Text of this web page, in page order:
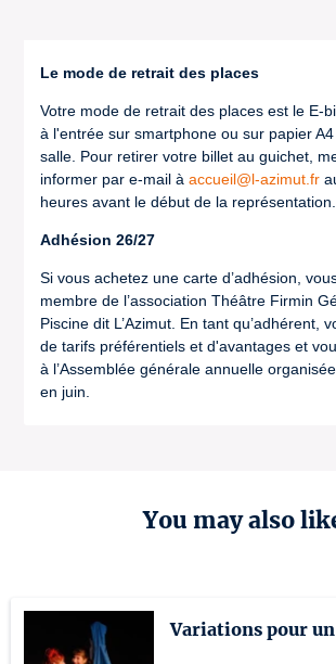
You may also
Variations pour
Le mode de retrait des places
Votre mode de retrait des places est le E-
à l'entrée sur smartphone ou sur papier
salle. Pour retirer votre billet au guichet,
informer par e-mail à accueil@l-azimut.fr
heures avant le début de la représentation.
Adhésion 26/27
Si vous achetez une carte d’adhésion,
membre de l’association Théâtre Firmin
Piscine dit L’Azimut. En tant qu’adhérent,
de tarifs préférentiels et d'avantages et
à l’Assemblée générale annuelle
en juin.